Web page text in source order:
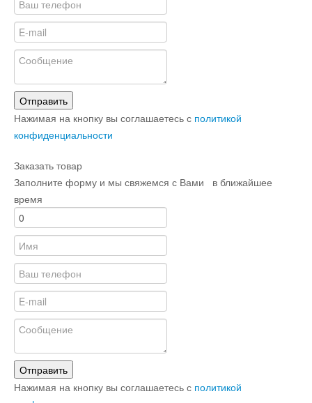
Отправить
Нажимая на кнопку вы соглашаетесь с политикой
конфиденциальности
Заказать товар
Заполните форму и мы свяжемся с Вами в ближайшее
время
Отправить
Нажимая на кнопку вы соглашаетесь с политикой